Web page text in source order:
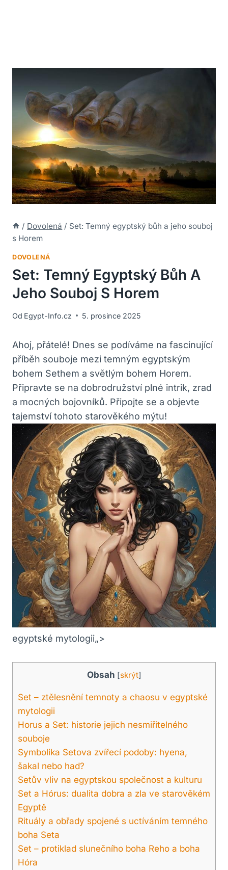
/ Dovolená / Set: Temný egyptský bůh a jeho souboj
s Horem
DOVOLENÁ
Set: Temný Egyptský Bůh A
Jeho Souboj S Horem
Od Egypt-Info.cz 5. prosince 2025
Ahoj, přátelé! Dnes se podíváme na fascinující
příběh souboje mezi temným egyptským
bohem Sethem a světlým bohem Horem.
Připravte se na dobrodružství plné intrik, zrad
a mocných bojovníků. Připojte se a objevte
tajemství tohoto starověkého mýtu!
egyptské mytologii„>
Obsah [skrýt]
Set – ztělesnění temnoty a chaosu v egyptské
mytologii
Horus a Set: historie jejich nesmiřitelného
souboje
Symbolika Setova zvířecí podoby: hyena,
šakal nebo had?
Setův vliv na egyptskou společnost a kulturu
Set a Hórus: dualita dobra a zla ve starověkém
Egyptě
Rituály a obřady spojené s uctíváním temného
boha Seta
Set – protiklad slunečního boha Reho a boha
Hóra